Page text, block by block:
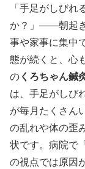
「手足がしび
か？」——朝起
事や家事に集中
態が続くと、心
の くろちゃん鍼
は、手足がしび
が毎月たくさん
の乱れや体の歪
状です。病院で
の視点では原因